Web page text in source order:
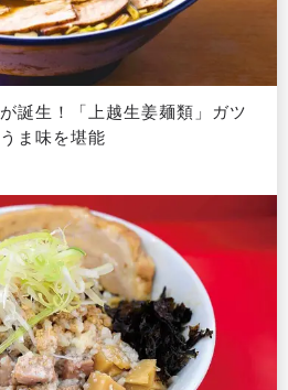
誕生！「上越生姜麺類」ガツ
ま味を堪能